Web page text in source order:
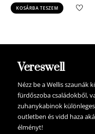
was:
is:
KOSÁRBA TESZEM
Vereswell
Nézz be a Wellis szaunák
fürdőszoba családokből,
zuhanykabinok
outletben és vidd haza
élményt!